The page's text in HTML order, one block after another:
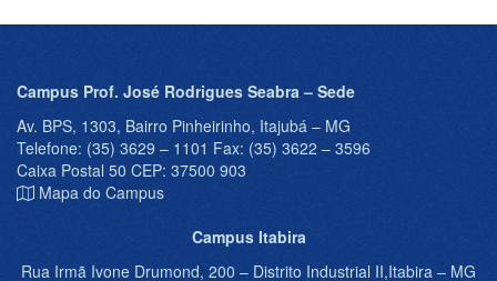
Campus Prof. José Rodrigues Seabra – Sede
Av. BPS, 1303, Bairro Pinheirinho, Itajubá – MG
Telefone: (35) 3629 – 1101 Fax: (35) 3622 – 3596
Caixa Postal 50 CEP: 37500 903
Mapa do Campus
Campus Itabira
Rua Irmã Ivone Drumond, 200 – Distrito Industrial II,Itabira – MG